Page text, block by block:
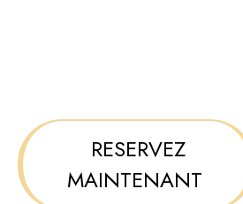
RESERVEZ
MAINTENANT